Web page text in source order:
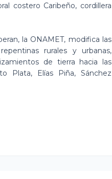
costero Caribeño, cordillera
la ONAMET, modifica las
rurales y urbanas,
de tierra hacia las
Plata, Elías Piña, Sánchez